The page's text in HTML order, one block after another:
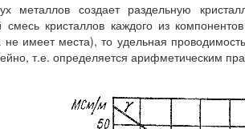
металлов создает раздельную
смесь кристаллов каждого из
не имеет места), то удельная
т.е. определяется арифметическим